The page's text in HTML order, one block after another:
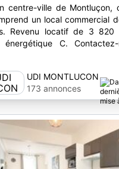
centre-ville de Montluçon,
un local commercial
Revenu locatif de 3
énergétique C.
UDI MONTLUCON
173 annonces